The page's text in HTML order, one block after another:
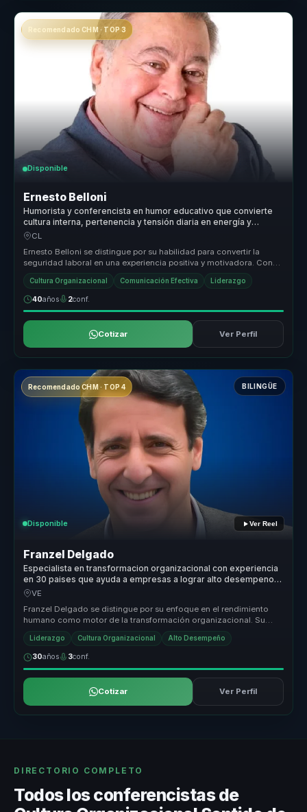
Recomendado CHM · TOP 3
Disponible
Ernesto Belloni
Humorista y conferencista en humor educativo que convierte
cultura interna, pertenencia y tensión diaria en energía y
cohesión para equipos.
CL
Ernesto Belloni se distingue por su habilidad para convertir la
seguridad laboral en una experiencia positiva y motivadora. Con
su enfoqu...
Cultura Organizacional Comunicación Efectiva Liderazgo
40años 2conf.
Cotizar Ver Perfil
Recomendado CHM · TOP 4 BILINGÜE
Disponible Ver Reel
Franzel Delgado
Especialista en transformacion organizacional con experiencia
en 30 paises que ayuda a empresas a lograr alto desempeno
con bienestar y cultura.
VE
Franzel Delgado se distingue por su enfoque en el rendimiento
humano como motor de la transformación organizacional. Su
metodología única...
Liderazgo Cultura Organizacional Alto Desempeño
30años 3conf.
Cotizar Ver Perfil
DIRECTORIO COMPLETO
Todos los conferencistas de